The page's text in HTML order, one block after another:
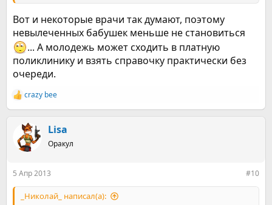
Вот и некоторые врачи так думают, поэтому
невылеченных бабушек меньше не становиться
... А молодежь может сходить в платную
поликлинику и взять справочку практически без
очереди.
Р
е
crazy bee
Lisa
Оракул
5 Апр 2013 #10
_Николай_ написал(а):